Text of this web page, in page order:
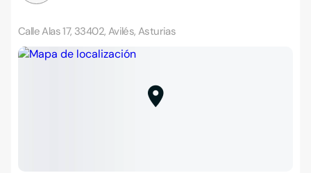
Calle Alas 17, 33402, Avilés, Asturias